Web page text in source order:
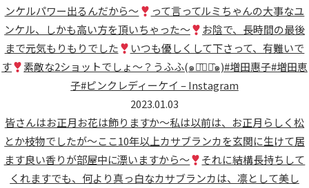
ンケルパワー出るんだから〜
って言ってルミちゃんの大事なユ
ンケル、しかも高い方を頂いちゃった〜
お陰で、長時間の最後
まで元気もりもりでした
いつも優しくして下さって、有難いで
す
素敵な2ショットでしょ〜？うふふ(๑･̑◡･̑๑)#増田惠子#増田恵
子#ピンクレディーケイ – Instagram
2023.01.03
皆さんはお正月お花は飾りますか〜私は以前は、お正月らしく松
とか枝物でしたが〜ここ10年以上カサブランカを玄関に生けて居
ます良い香りが部屋中に漂いますから〜
それに結構長持ちして
くれますでも、何より真っ白なカサブランカは、凛として美し